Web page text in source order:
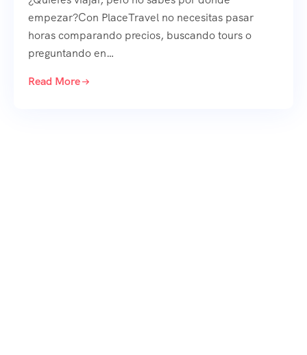
empezar?Con PlaceTravel no necesitas pasar
horas comparando precios, buscando tours o
preguntando en…
Read More